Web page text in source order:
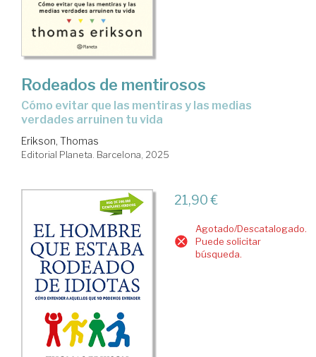
Rodeados de mentirosos
Cómo evitar que las mentiras y las medias
verdades arruinen tu vida
Erikson, Thomas
Editorial Planeta. Barcelona, 2025
21,90 €
Agotado/Descatalogado.
Puede solicitar
búsqueda.